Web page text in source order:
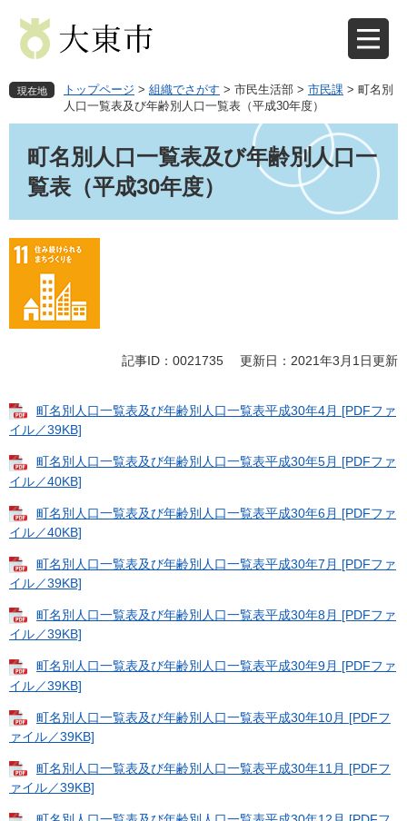
先
で
を
ば
へ
現在地 トップページ > 組織でさがす > 市民生活部 > 市民課 > 町名別
人口一覧表及び年齢別人口一覧表（平成30年度）
町名別人口一覧表及び年齢別人口一
覧表（平成30年度）
記事ID：0021735 更新日：2021年3月1日更新
町名別人口一覧表及び年齢別人口一覧表平成30年4月 [PDFファ
イル／39KB]
町名別人口一覧表及び年齢別人口一覧表平成30年5月 [PDFファ
イル／40KB]
町名別人口一覧表及び年齢別人口一覧表平成30年6月 [PDFファ
イル／40KB]
町名別人口一覧表及び年齢別人口一覧表平成30年7月 [PDFファ
イル／39KB]
町名別人口一覧表及び年齢別人口一覧表平成30年8月 [PDFファ
イル／39KB]
町名別人口一覧表及び年齢別人口一覧表平成30年9月 [PDFファ
イル／39KB]
町名別人口一覧表及び年齢別人口一覧表平成30年10月 [PDFフ
ァイル／39KB]
町名別人口一覧表及び年齢別人口一覧表平成30年11月 [PDFフ
ァイル／39KB]